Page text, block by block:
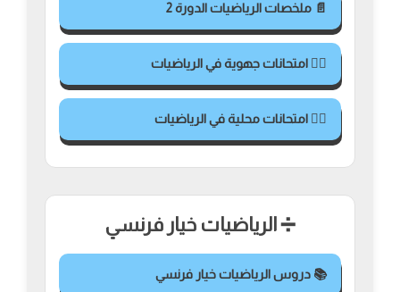
📄 ملخصات الرياضيات الدورة 2
✍🏻 امتحانات جهوية في الرياضيات
✍🏻 امتحانات محلية في الرياضيات
➗ الرياضيات خيار فرنسي
📚 دروس الرياضيات خيار فرنسي